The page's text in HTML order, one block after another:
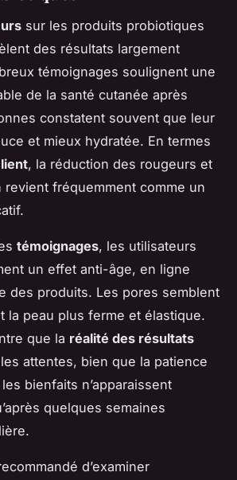
sur les produits probiotiques
des résultats largement
témoignages soulignent une
de la santé cutanée après
constatent souvent que leur
et mieux hydratée. En termes
, la réduction des rougeurs et
revient fréquemment comme un
témoignages, les utilisateurs
un effet anti-âge, en ligne
des produits. Les pores semblent
la peau plus ferme et élastique.
que la réalité des résultats
attentes, bien que la patience
bienfaits n’apparaissent
quelques semaines
d’examiner